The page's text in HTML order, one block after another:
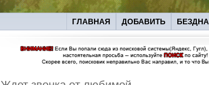
ГЛАВНАЯ ДОБАВИТЬ БЕЗДНА